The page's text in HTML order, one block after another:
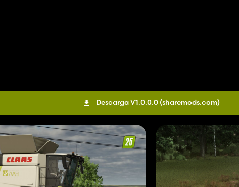
Descarga V1.0.0.0 (sharemods.com)